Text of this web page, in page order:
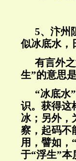
5、汴州
似冰底水，
有言外
生”的意思是
“冰底水
识。获得这
冰；另外，
察，起码不
用，譬如，
于“浮生”本